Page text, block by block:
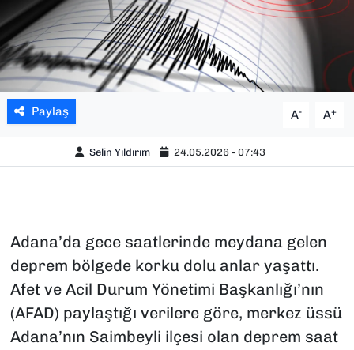
Paylaş A- A+
Selin Yıldırım 24.05.2026 - 07:43
Adana’da gece saatlerinde meydana gelen
deprem bölgede korku dolu anlar yaşattı.
Afet ve Acil Durum Yönetimi Başkanlığı’nın
(AFAD) paylaştığı verilere göre, merkez üssü
Adana’nın Saimbeyli ilçesi olan deprem saat
YEREL YÖNETİMLER